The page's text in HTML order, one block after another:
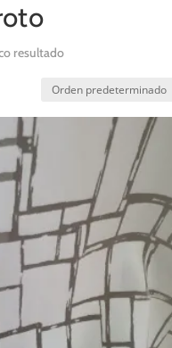
resultado